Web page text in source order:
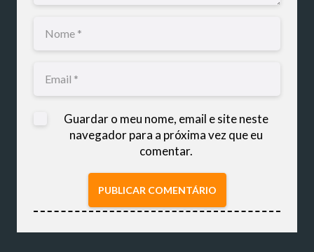
Guardar o meu nome, email e site neste
navegador para a próxima vez que eu
comentar.
PUBLICAR COMENTÁRIO